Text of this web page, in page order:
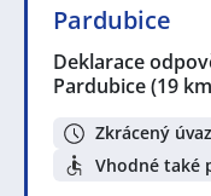
Pardubice
Deklarace
Pardubice(19
Zkrácený
Vhodné také